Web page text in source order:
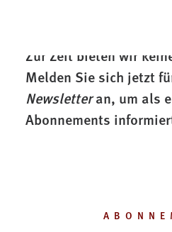
Zur Zeit bieten wir
Melden Sie sich jetzt
Newsletteran, um als
Abonnements